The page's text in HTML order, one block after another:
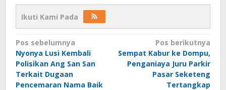
Ikuti Kami Pada
Navigasi
pos
Pos sebelumnya
Nyonya Lusi Kembali
Polisikan Ang San San
Terkait Dugaan
Pencemaran Nama Baik
Pos berikutnya
Sempat Kabur ke Dompu,
Penganiaya Juru Parkir
Pasar Seketeng
Tertangkap